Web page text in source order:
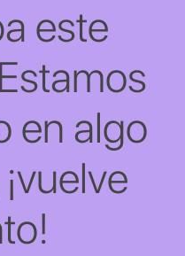
este
en algo